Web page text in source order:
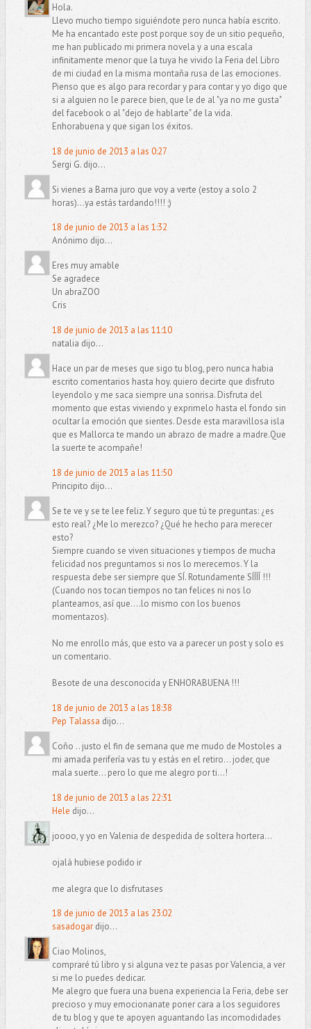
Hola.
Llevo mucho tiempo siguiéndote pero nunca había escrito.
Me ha encantado este post porque soy de un sitio pequeño,
me han publicado mi primera novela y a una escala
infinitamente menor que la tuya he vivido la Feria del Libro
de mi ciudad en la misma montaña rusa de las emociones.
Pienso que es algo para recordar y para contar y yo digo que
si a alguien no le parece bien, que le de al "ya no me gusta"
del facebook o al "dejo de hablarte" de la vida.
Enhorabuena y que sigan los éxitos.
18 de junio de 2013 a las 0:27
Sergi G. dijo...
Si vienes a Barna juro que voy a verte (estoy a solo 2
horas)...ya estás tardando!!!! ;)
18 de junio de 2013 a las 1:32
Anónimo dijo...
Eres muy amable
Se agradece
Un abraZOO
Cris
18 de junio de 2013 a las 11:10
natalia dijo...
Hace un par de meses que sigo tu blog, pero nunca habia
escrito comentarios hasta hoy. quiero decirte que disfruto
leyendolo y me saca siempre una sonrisa. Disfruta del
momento que estas viviendo y exprimelo hasta el fondo sin
ocultar la emoción que sientes. Desde esta maravillosa isla
que es Mallorca te mando un abrazo de madre a madre.Que
la suerte te acompañe!
18 de junio de 2013 a las 11:50
Principito dijo...
Se te ve y se te lee feliz. Y seguro que tú te preguntas: ¿es
esto real? ¿Me lo merezco? ¿Qué he hecho para merecer
esto?
Siempre cuando se viven situaciones y tiempos de mucha
felicidad nos preguntamos si nos lo merecemos. Y la
respuesta debe ser siempre que SÍ. Rotundamente SÍÍÍÍ !!!
(Cuando nos tocan tiempos no tan felices ni nos lo
planteamos, así que....lo mismo con los buenos
momentazos).
No me enrollo más, que esto va a parecer un post y solo es
un comentario.
Besote de una desconocida y ENHORABUENA !!!
18 de junio de 2013 a las 18:38
Pep Talassa dijo...
Coño .. justo el fin de semana que me mudo de Mostoles a
mi amada perifería vas tu y estás en el retiro... joder, que
mala suerte... pero lo que me alegro por ti...!
18 de junio de 2013 a las 22:31
Hele dijo...
joooo, y yo en Valenia de despedida de soltera hortera...
ojalá hubiese podido ir
me alegra que lo disfrutases
18 de junio de 2013 a las 23:02
sasadogardijo...
Ciao Molinos,
compraré tú libro y si alguna vez te pasas por Valencia, a ver
si me lo puedes dedicar.
Me alegro que fuera una buena experiencia la Feria, debe ser
precioso y muy emocionanate poner cara a los seguidores
de tu blog y que te apoyen aguantando las incomodidades